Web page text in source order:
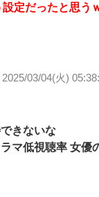
定だったと思う
2025/03/04(火)
きないな
マ低視聴率 女優